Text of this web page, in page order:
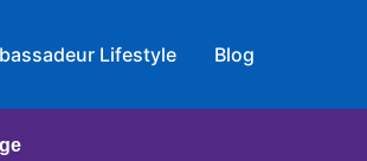
Lifestyle Blog